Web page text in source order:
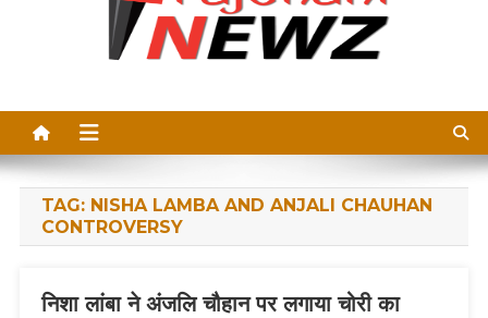
Breaking News, Blogs &
Updates in Hindi
TAG: NISHA LAMBA AND ANJALI CHAUHAN
CONTROVERSY
निशा लांबा ने अंजलि चौहान पर लगाया चोरी का